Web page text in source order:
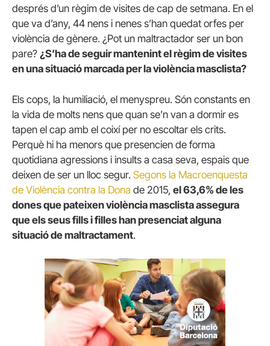
després d’un règim de visites de cap de setmana. En el
que va d’any, 44 nens i nenes s’han quedat orfes per
violència de gènere. ¿Pot un maltractador ser un bon
pare? ¿S’ha de seguir mantenint el règim de visites
en una situació marcada per la violència masclista?
Els cops, la humiliació, el ​​menyspreu. Són constants en
la vida de molts nens que quan se’n van a dormir es
tapen el cap amb el coixí per no escoltar els crits.
Perquè hi ha menors que presencien de forma
quotidiana agressions i insults a casa seva, espais que
deixen de ser un lloc segur. Segons la Macroenquesta
de Violència contra la Dona de 2015, el 63,6% de les
dones que pateixen violència masclista assegura
que els seus fills i filles han presenciat alguna
situació de maltractament.